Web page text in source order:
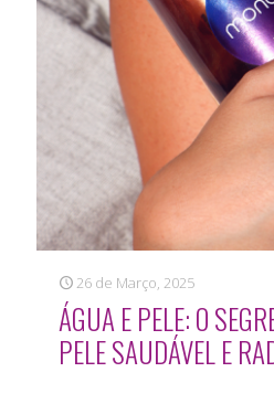
26 de Março, 2025
ÁGUA E PELE: O
PELE SAUDÁVEL E